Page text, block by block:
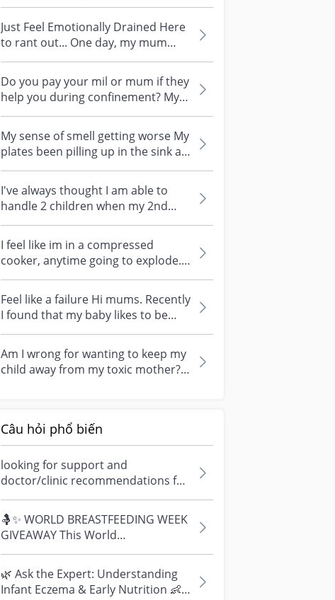
Just Feel Emotionally Drained Here
to rant out... One day, my mum
happened to give my little girl wh...
Do you pay your mil or mum if they
help you during confinement? My
mil is a Malaysian, my husband is...
My sense of smell getting worse My
plates been pilling up in the sink all
because I couldn’t stand t...
I've always thought I am able to
handle 2 children when my 2nd
child arrived 2 months ago. Things
i...
I feel like im in a compressed
cooker, anytime going to explode.
My no1 is 19mo while no2 is 2mo...
Feel like a failure Hi mums. Recently
I found that my baby likes to be
held by my mother a lot. When...
Am I wrong for wanting to keep my
child away from my toxic mother?
Câu hỏi phổ biến
looking for support and
doctor/clinic recommendations for
a medical abortion i'm feeling really
over...
🤱✨ WORLD BREASTFEEDING WEEK
GIVEAWAY This World
Breastfeeding Week, we're
celebrating every mum's fe...
🌿 Ask the Expert: Understanding
Infant Eczema & Early Nutrition 👶